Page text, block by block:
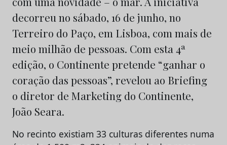
decorreu no sábado, 16 de junho, no
Terreiro do Paço, em Lisboa, com mais de
meio milhão de pessoas. Com esta 4ª
edição, o Continente pretende “ganhar o
coração das pessoas”, revelou ao Briefing
o diretor de Marketing do Continente,
João Seara.
No recinto existiam 33 culturas diferentes numa